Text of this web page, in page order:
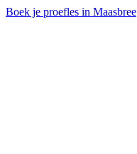
Boek je proefles in Maasbree